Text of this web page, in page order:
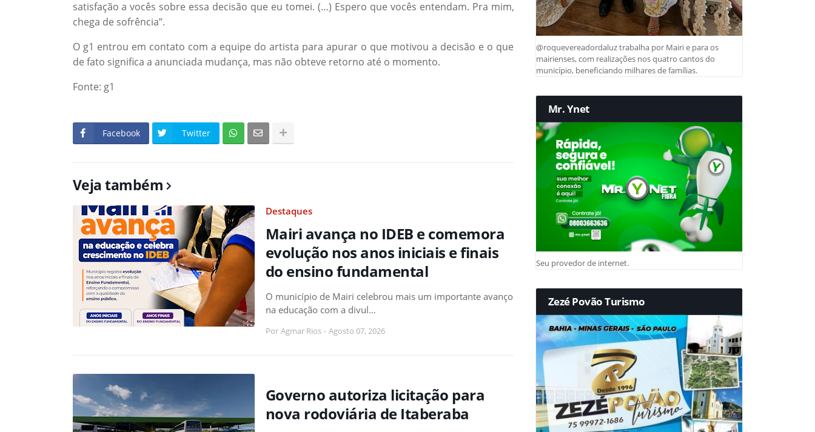
satisfação a vocês sobre essa decisão que eu tomei. (…) Espero que vocês entendam. Pra mim,
chega de sofrência”.
O g1 entrou em contato com a equipe do artista para apurar o que motivou a decisão e o que
de fato significa a anunciada mudança, mas não obteve retorno até o momento.
Fonte: g1
Facebook Twitter
Veja também
Destaques
Mairi avança no IDEB e comemora
evolução nos anos iniciais e finais
do ensino fundamental
O município de Mairi celebrou mais um importante avanço
na educação com a divul…
Por Agmar Rios - Agosto 07, 2026
Governo autoriza licitação para
nova rodoviária de Itaberaba
@roquevereadordaluz trabalha por Mairi e para os
mairienses, com realizações nos quatro cantos do
município, beneficiando milhares de famílias.
Mr. Ynet
Seu provedor de internet.
Zezé Povão Turismo